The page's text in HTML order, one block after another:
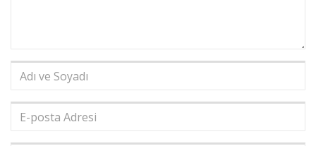
Adı
Soyadı*
posta